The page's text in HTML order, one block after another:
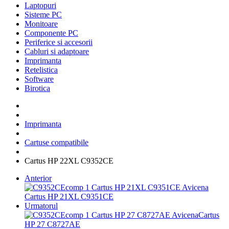
Laptopuri
Sisteme PC
Monitoare
Componente PC
Periferice si accesorii
Cabluri si adaptoare
Imprimanta
Retelistica
Software
Birotica
Imprimanta
Cartuse compatibile
Cartus HP 22XL C9352CE
Anterior
Cartus HP 21XL C9351CE
Urmatorul
Cartus
HP 27 C8727AE